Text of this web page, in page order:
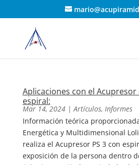
Aplicaciones con el Acupresor
espiral:
Mar 14, 2024|Artículos, Informes
Información teórica
Energética y Multidimensional
realiza el Acupresor PS 3 con
exposición de la persona dentro